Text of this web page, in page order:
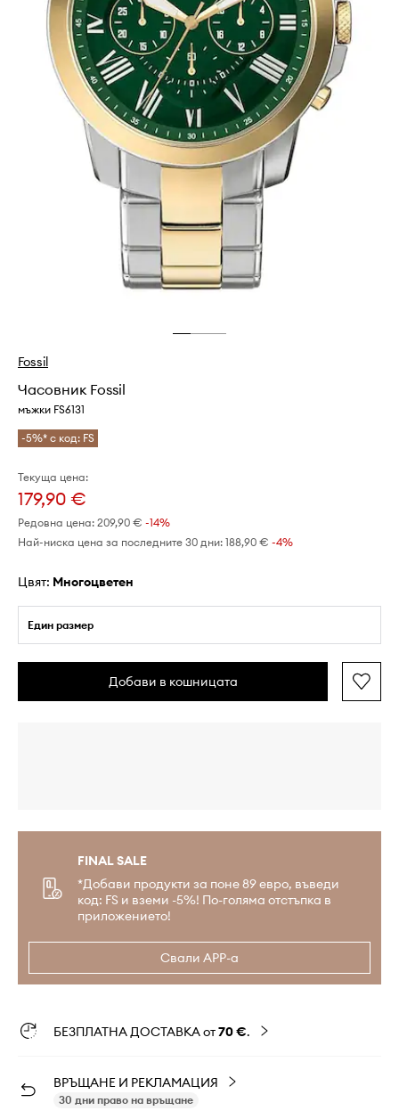
Fossil
Часовник Fossil
мъжки FS6131
-5%* с код: FS
Текуща цена:
179,90 €
Редовна цена: 209,90 € -14%
Най-ниска цена за последните 30 дни: 188,90 € -4%
Цвят: многоцветен
Един размер
Добави в кошницата
FINAL SALE
*Добави продукти за поне 89 евро, въведи
код: FS и вземи -5%! По-голяма отстъпка в
приложението!
Свали APP-а
БЕЗПЛАТНА ДОСТАВКА от70 €.
ВРЪЩАНЕ И РЕКЛАМАЦИЯ
30 дни право на връщане